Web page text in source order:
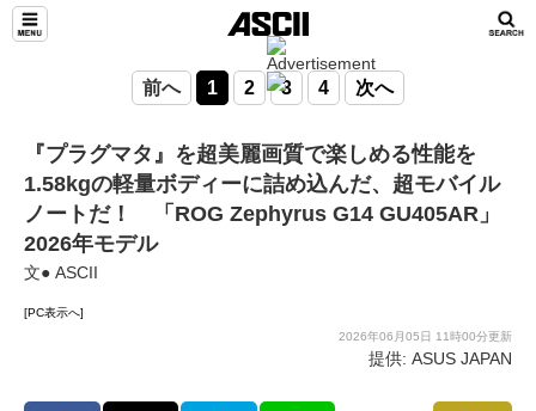
前へ 1 2 3 4 次へ
『プラグマタ』を超美麗画質で楽しめる性能を
1.58kgの軽量ボディーに詰め込んだ、超モバイル
ノートだ！ 「ROG Zephyrus G14 GU405AR」
2026年モデル
文● ASCII
[PC表示へ]
2026年06月05日 11時00分更新
提供: ASUS JAPAN